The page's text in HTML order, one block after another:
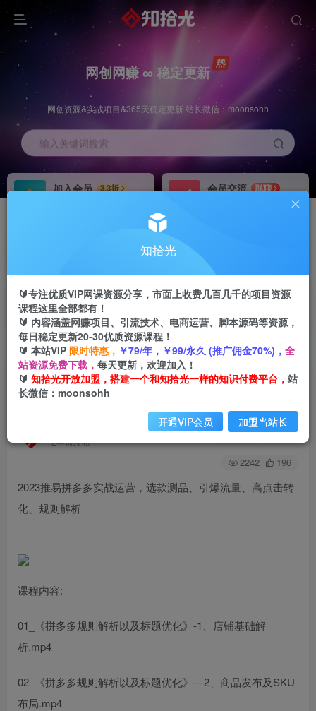
网创网赚 ∞ 稳定更新
网创资源&实战项目&365天稳定更新 站长微信：moonsohh
输入关键词搜索
加入会员
3.3折
会员交流
群聊
首页 创业课程 会员免费 正文
2023推易拼多多实战运营，选款测品、引爆流
量、高点击转化、规则解析
2年前发布
关注 私信
2242 196
2023推易拼多多实战运营，选款测品、引爆流量、高点击转
化、规则解析
课程内容:
01_《拼多多规则解析以及标题优化》-1、店铺基础解
析.mp4
02_《拼多多规则解析以及标题优化》—2、商品发布及SKU
布局.mp4
知拾光
🔰专注优质VIP网课资源分享，市面上收费几百几千的项目资源
课程这里全部都有！
🔰 内容涵盖网赚项目、引流技术、电商运营、脚本源码等资源，
每日稳定更新20-30优质资源课程！
🔰 本站VIP 限时特惠， ￥79/年，￥99/永久 (推广佣金70%)， 全
站资源免费下载， 每天更新，欢迎加入！
🔰 知拾光开放加盟，搭建一个和知拾光一样的知识付费平台， 站
长微信：moonsohh
开通VIP会员 加盟当站长